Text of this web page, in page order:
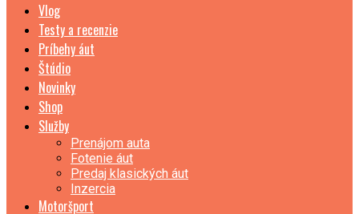
Vlog
Testy a recenzie
Príbehy áut
Štúdio
Novinky
Shop
Služby
Prenájom auta
Fotenie áut
Predaj klasických áut
Inzercia
Motoršport